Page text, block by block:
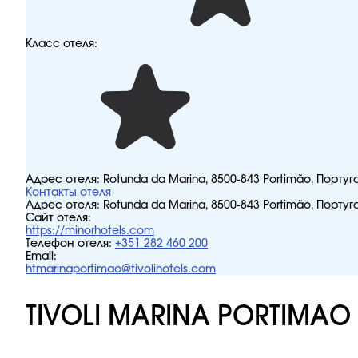
Класс отеля:
Адрес отеля: Rotunda da Marina, 8500-843 Portimão,
Контакты отеля
Адрес отеля: Rotunda da Marina, 8500-843 Portimão,
Сайт отеля:
https://minorhotels.com
Телефон отеля: +351 282 460 200
Email:
htmarinaportimao@tivolihotels.com
TIVOLI MARINA PORTIMAO